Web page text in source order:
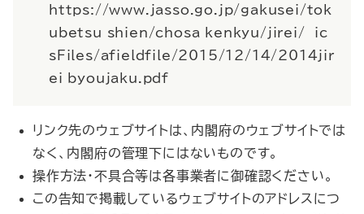
https://www.jasso.go.jp/gakusei/tok
ubetsu_shien/chosa_kenkyu/jirei/__ic
sFiles/afieldfile/2015/12/14/2014jir
ei_byoujaku.pdf
リンク先のウェブサイトは、内閣府のウェブサイトでは
なく、内閣府の管理下にはないものです。
操作方法・不具合等は各事業者に御確認ください。
この告知で掲載しているウェブサイトのアドレスにつ